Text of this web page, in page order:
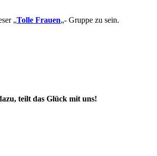
„Tolle Frauen„- Gruppe zu sein.
teilt das Glück mit uns!